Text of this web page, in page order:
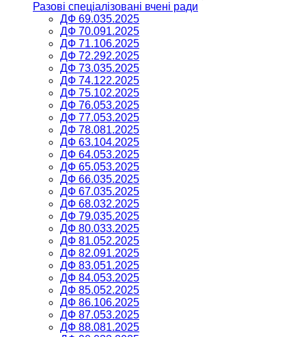
Разові спеціалізовані вчені ради
ДФ 69.035.2025
ДФ 70.091.2025
ДФ 71.106.2025
ДФ 72.292.2025
ДФ 73.035.2025
ДФ 74.122.2025
ДФ 75.102.2025
ДФ 76.053.2025
ДФ 77.053.2025
ДФ 78.081.2025
ДФ 63.104.2025
ДФ 64.053.2025
ДФ 65.053.2025
ДФ 66.035.2025
ДФ 67.035.2025
ДФ 68.032.2025
ДФ 79.035.2025
ДФ 80.033.2025
ДФ 81.052.2025
ДФ 82.091.2025
ДФ 83.051.2025
ДФ 84.053.2025
ДФ 85.052.2025
ДФ 86.106.2025
ДФ 87.053.2025
ДФ 88.081.2025